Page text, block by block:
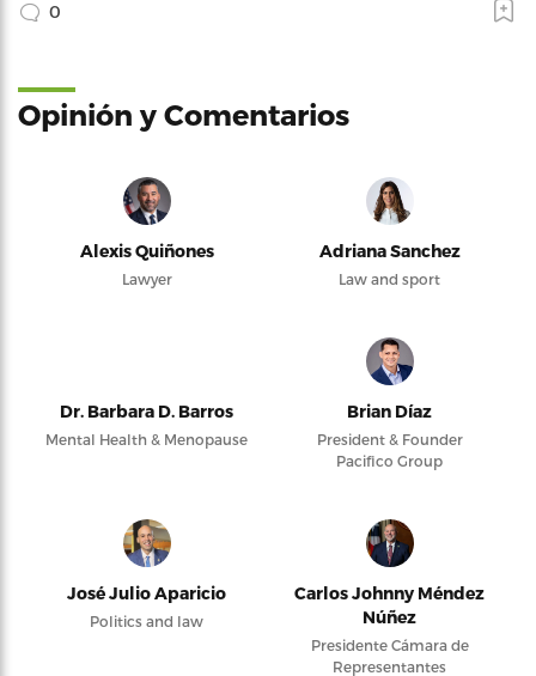
0
Opinión y Comentarios
Alexis Quiñones
Lawyer
Adriana Sanchez
Law and sport
Dr. Barbara D. Barros
Mental Health & Menopause
Brian Díaz
President & Founder
Pacifico Group
José Julio Aparicio
Politics and law
Carlos Johnny Méndez
Núñez
Presidente Cámara de
Representantes